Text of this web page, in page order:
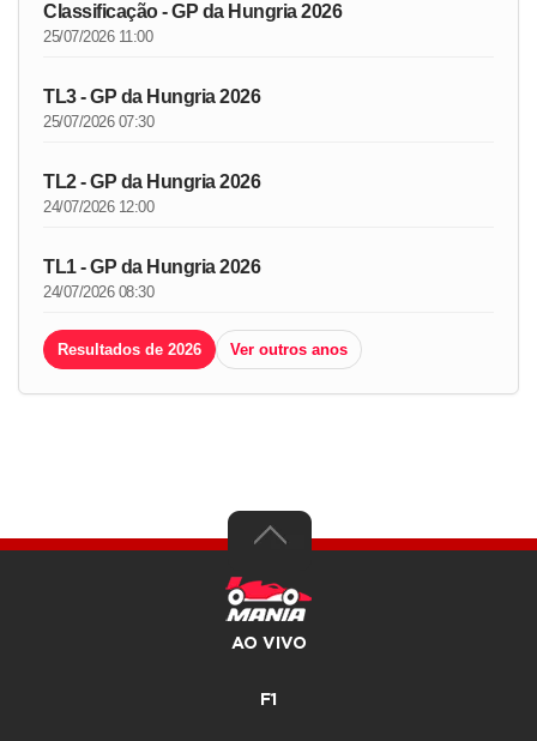
Classificação - GP da Hungria 2026
25/07/2026 11:00
TL3 - GP da Hungria 2026
25/07/2026 07:30
TL2 - GP da Hungria 2026
24/07/2026 12:00
TL1 - GP da Hungria 2026
24/07/2026 08:30
Resultados de 2026 Ver outros anos
AO VIVO
F1